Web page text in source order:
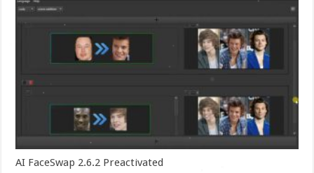
AI FaceSwap 2.6.2 Preactivated